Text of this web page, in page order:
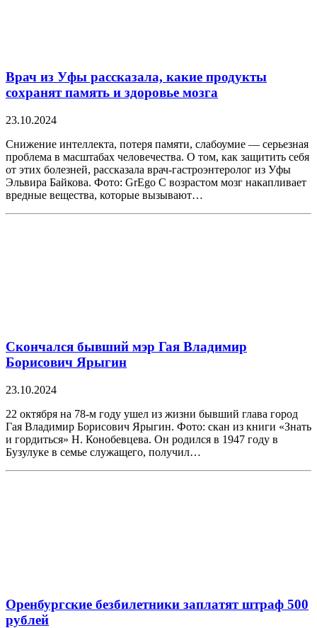
Врач из Уфы рассказала, какие продукты
сохранят память и здоровье мозга
23.10.2024
Снижение интеллекта, потеря памяти, слабоумие — серьезная
проблема в масштабах человечества. О том, как защитить себя
от этих болезней, рассказала врач-гастроэнтеролог из Уфы
Эльвира Байкова. Фото: GrEgo С возрастом мозг накапливает
вредные вещества, которые вызывают…
Скончался бывший мэр Гая Владимир
Борисович Ярыгин
23.10.2024
22 октября на 78-м году ушел из жизни бывший глава город
Гая Владимир Борисович Ярыгин. Фото: скан из книги «Знать
и гордиться» Н. Конобевцева. Он родился в 1947 году в
Бузулуке в семье служащего, получил…
Оренбургские безбилетники заплатят штраф 500
рублей